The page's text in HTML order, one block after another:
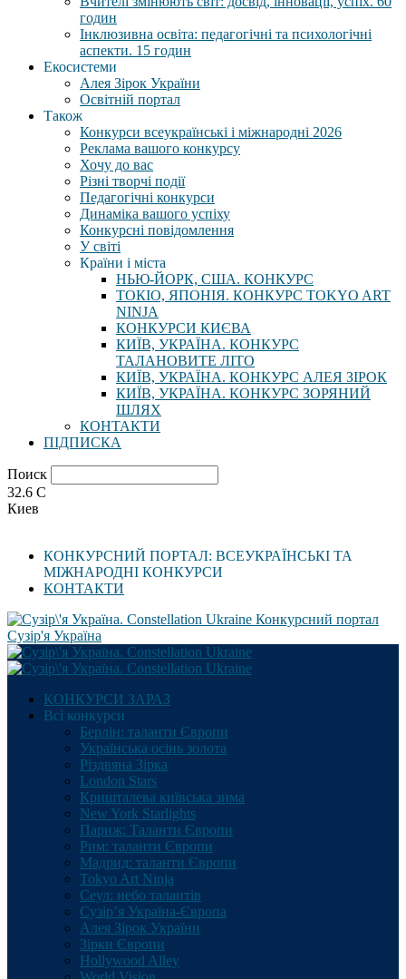
годин
Інклюзивна освіта: педагогічні та психологічні
аспекти. 15 годин
Екосистеми
Алея Зірок України
Освітній портал
Також
Конкурси всеукраїнські і міжнародні 2026
Реклама вашого конкурсу
Хочу до вас
Різні творчі події
Педагогічні конкурси
Динаміка вашого успіху
Конкурсні повідомлення
У світі
Країни і міста
НЬЮ-ЙОРК, США. КОНКУРС
ТОКІО, ЯПОНІЯ. КОНКУРС TOKYO ART
NINJA
КОНКУРСИ КИЄВА
КИЇВ, УКРАЇНА. КОНКУРС
ТАЛАНОВИТЕ ЛІТО
КИЇВ, УКРАЇНА. КОНКУРС АЛЕЯ ЗІРОК
КИЇВ, УКРАЇНА. КОНКУРС ЗОРЯНИЙ
ШЛЯХ
КОНТАКТИ
ПІДПИСКА
Поиск
32.6 C
Киев
КОНКУРСНИЙ ПОРТАЛ: ВСЕУКРАЇНСЬКІ ТА
МІЖНАРОДНІ КОНКУРСИ
КОНТАКТИ
Конкурсний портал
Сузір'я Україна
КОНКУРСИ ЗАРАЗ
Всі конкурси
Берлін: таланти Європи
Українська осінь золота
Різдвяна Зірка
London Stars
Кришталева київська зима
New York Starlights
Париж: Таланти Європи
Рим: таланти Європи
Мадрид: таланти Європи
Tokyo Art Ninja
Сеул: небо талантів
Сузір’я Україна-Європа
Алея Зірок України
Зірки Європи
Hollywood Alley